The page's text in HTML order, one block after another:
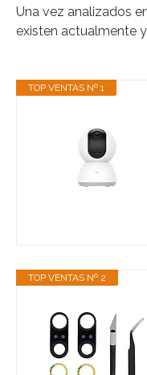
Una vez analizados
existen actualmente
TOP VENTAS Nº 1
TOP VENTAS Nº 2